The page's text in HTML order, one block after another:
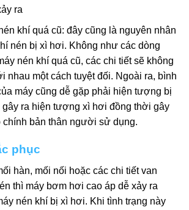
ra
khí quá cũ: đây cũng là nguyên nhân
nén bị xì hơi. Không như các dòng
nén khí quá cũ, các chi tiết sẽ không
nhau một cách tuyệt đối. Ngoài ra, bình
máy cũng dễ gặp phải hiện tượng bị
gây ra hiện tượng xì hơi đồng thời gây
chính bản thân người sử dụng.
phục
hàn, mối nối hoặc các chi tiết van
thì máy bơm hơi cao áp dễ xảy ra
nén khí bị xì hơi. Khi tình trạng này